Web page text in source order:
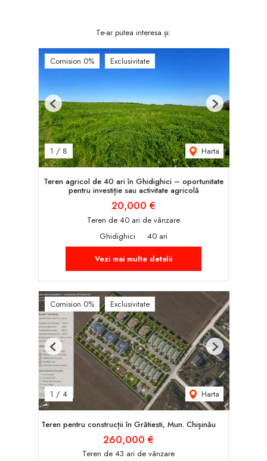
Te-ar putea interesa și:
Comision 0% Exclusivitate
1 / 8 Harta
Previous Next
Teren agricol de 40 ari în Ghidighici – oportunitate
pentru investiție sau activitate agricolă
20,000 €
Teren de 40 ari de vânzare
Ghidighici
40 ari
Vezi mai multe detalii
Comision 0% Exclusivitate
1 / 4 Harta
Previous Next
Teren pentru construcții în Grătiesti, Mun. Chișinău
260,000 €
Teren de 43 ari de vânzare